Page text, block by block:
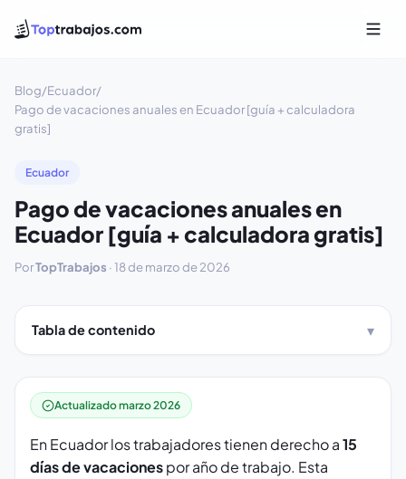
Blog/Ecuador/
Pago de vacaciones anuales en Ecuador [guía + calculadora
gratis]
Ecuador
Pago de vacaciones anuales en
Ecuador [guía + calculadora gratis]
PorTopTrabajos ·18 de marzo de 2026
Tabla de contenido
Actualizado marzo 2026
En Ecuador los trabajadores tienen derecho a15
días de vacacionespor año de trabajo. Esta